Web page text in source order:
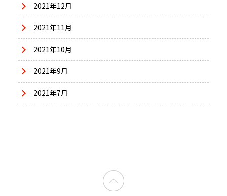
2021年12月
2021年11月
2021年10月
2021年9月
2021年7月